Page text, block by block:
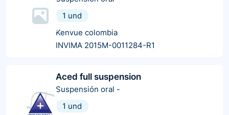
1 und
Kenvue colombia
INVIMA 2015M-0011284-R1
Aced full suspension
Suspensión oral -
1 und